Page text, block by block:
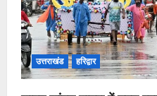
उत्तराखंड हरिद्वार